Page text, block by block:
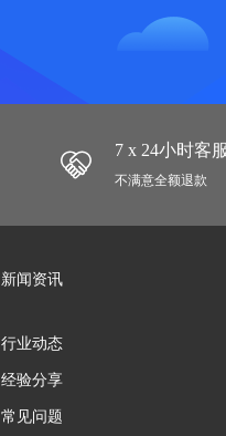
7 x 24小时客
不满意全额退款
新闻资讯
行业动态
经验分享
常见问题